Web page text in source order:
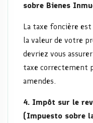
sobre Bienes
La taxe foncière
la valeur de votre
devriez vous
taxe correctement
amendes.
4. Impôt sur le
(Impuesto sobre